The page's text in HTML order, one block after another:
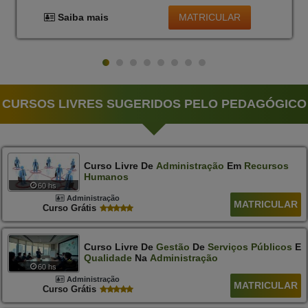
Saiba mais MATRICULAR
CURSOS LIVRES SUGERIDOS PELO PEDAGÓGICO
60 hs
Curso Livre De Administração Em Recursos
Humanos
Administração
Curso Grátis MATRICULAR
60 hs
Curso Livre De Gestão De Serviços Públicos E
QualidadeNa Administração
Administração
Curso Grátis MATRICULAR